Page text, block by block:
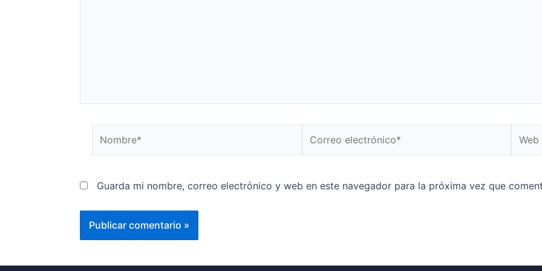
Guarda mi nombre, correo electrónico y web en este navegador para la próxima vez que